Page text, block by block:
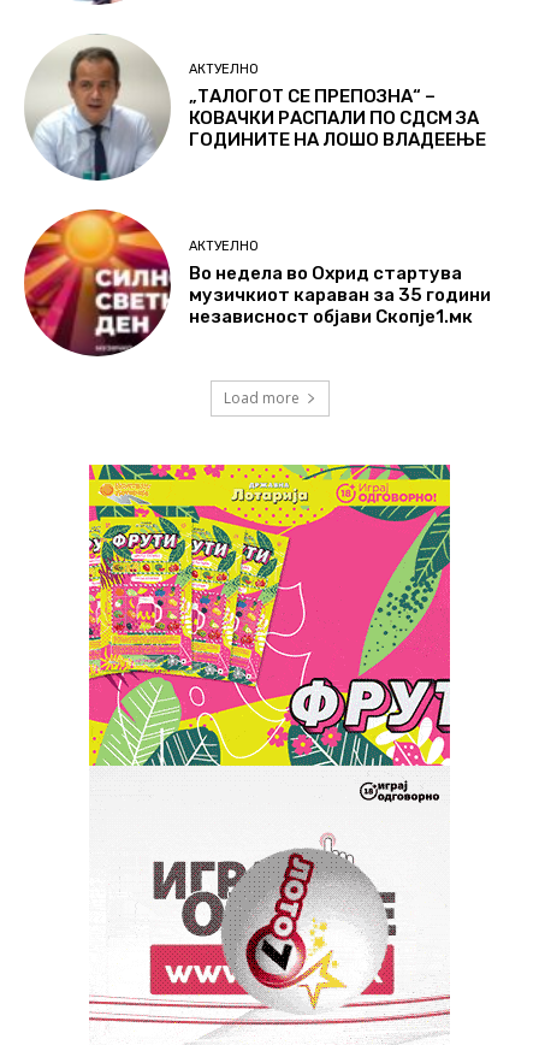
АКТУЕЛНО
„ТАЛОГОТ СЕ ПРЕПОЗНА“ –
КОВАЧКИ РАСПАЛИ ПО СДСМ ЗА
ГОДИНИТЕ НА ЛОШО ВЛАДЕЕЊЕ
АКТУЕЛНО
Во недела во Охрид стартува
музичкиот караван за 35 години
независност објави Скопје1.мк
Load more